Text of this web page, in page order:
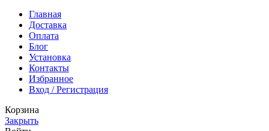
Главная
Доставка
Оплата
Блог
Установка
Контакты
Избранное
Вход / Регистрация
Корзина
Закрыть